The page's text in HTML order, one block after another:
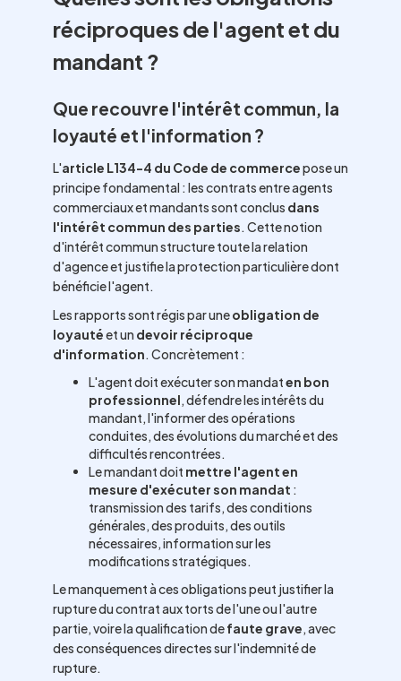
réciproques de l'agent et du
mandant ?
Que recouvre l'intérêt commun, la
loyauté et l'information ?
L'article L134-4 du Code de commercepose un
principe fondamental : les contrats entre agents
commerciaux et mandants sont conclus dans
l'intérêt commun des parties. Cette notion
d'intérêt commun structure toute la relation
d'agence et justifie la protection particulière dont
bénéficie l'agent.
Les rapports sont régis par uneobligation de
loyautéet un devoir réciproque
d'information. Concrètement :
L'agent doit exécuter son mandaten bon
professionnel, défendre les intérêts du
mandant, l'informer des opérations
conduites, des évolutions du marché et des
difficultés rencontrées.
Le mandant doit mettre l'agent en
mesure d'exécuter son mandat :
transmission des tarifs, des conditions
générales, des produits, des outils
nécessaires, information sur les
modifications stratégiques.
Le manquement à ces obligations peut justifier la
rupture du contrat aux torts de l'une ou l'autre
partie, voire la qualification defaute grave, avec
des conséquences directes sur l'indemnité de
rupture.